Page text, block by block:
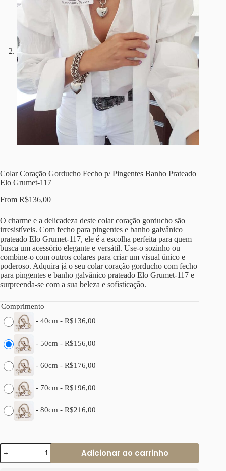
Colar Coração Gorducho Fecho p/ Pingentes Banho Prateado
Elo Grumet-117
From R$136,00
O charme e a delicadeza deste colar coração gorducho são
irresistíveis. Com fecho para pingentes e banho galvânico
prateado Elo Grumet-117, ele é a escolha perfeita para quem
busca um acessório elegante e versátil. Use-o sozinho ou
combine-o com outros colares para criar um visual único e
poderoso. Adquira já o seu colar coração gorducho com fecho
para pingentes e banho galvânico prateado Elo Grumet-117 e
surpreenda-se com a sua beleza e sofisticação.
Comprimento
- 40cm - R$136,00
- 50cm - R$156,00
- 60cm - R$176,00
- 70cm - R$196,00
- 80cm - R$216,00
Colar
Coração
Gorducho
Adicionar ao carrinho